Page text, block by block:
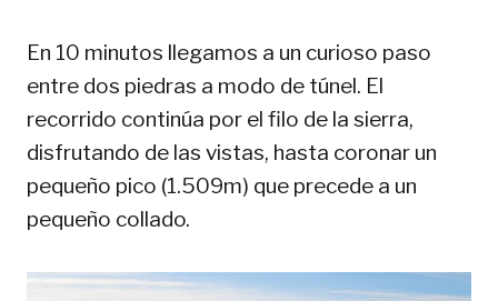
En 10 minutos llegamos a un curioso paso
entre dos piedras a modo de túnel. El
recorrido continúa por el filo de la sierra,
disfrutando de las vistas, hasta coronar un
pequeño pico (1.509m) que precede a un
pequeño collado.